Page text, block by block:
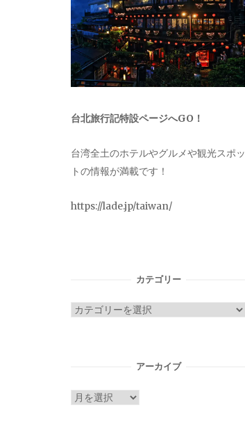
台北旅行記特設ページへGO！
台湾全土のホテルやグルメや観光スポッ
トの情報が満載です！
https://lade.jp/taiwan/
カテゴリー
カ
アーカイブ
ア